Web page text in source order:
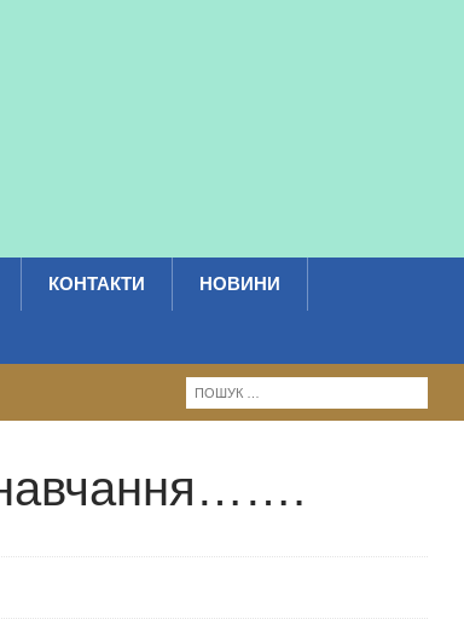
КОНТАКТИ НОВИНИ
навчання…….